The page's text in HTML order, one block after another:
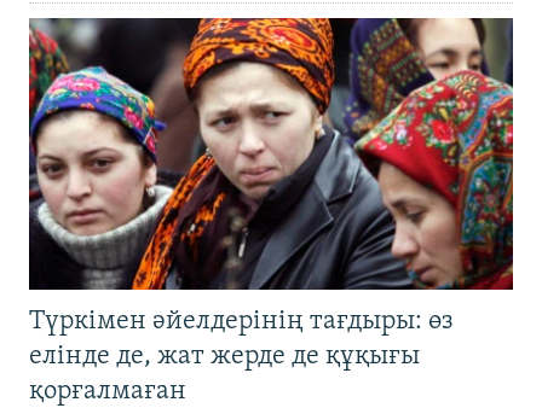
Түркімен әйелдерінің тағдыры: өз
елінде де, жат жерде де құқығы
қорғалмаған